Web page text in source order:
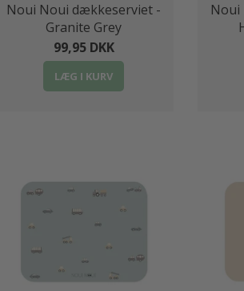
Noui Noui dækkeserviet -
Granite Grey
99,95 DKK
LÆG I KURV